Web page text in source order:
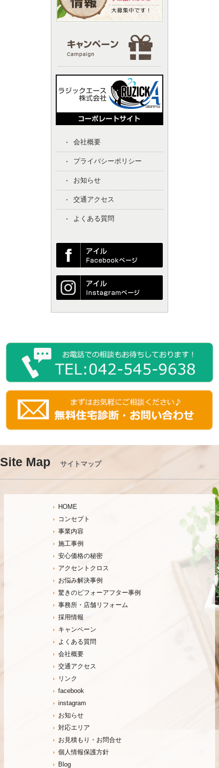
会社概要
プライバシーポリシー
お知らせ
交通アクセス
よくある質問
Site Map サイトマップ
HOME
コンセプト
事業内容
施工事例
安心価格の秘密
アクセントクロス
お悩み解決事例
驚きのビフォーアフター事例
事務所・店舗リフォーム
採用情報
キャンペーン
よくある質問
会社概要
交通アクセス
リンク
facebook
instagram
お知らせ
対応エリア
お見積もり・お問合せ
個人情報保護方針
Blog